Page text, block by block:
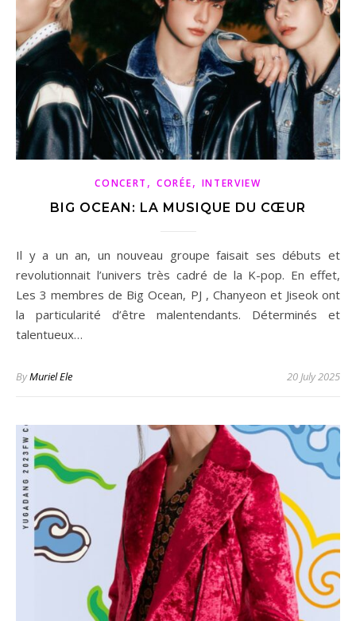
CONCERT ,CORÉE, INTERVIEW
BIG OCEAN: LA MUSIQUE DU CŒUR
Il y a un an, un nouveau groupe faisait ses débuts et
revolutionnait l’univers très cadré de la K-pop. En effet,
Les 3 membres de Big Ocean, PJ , Chanyeon et Jiseok ont
la particularité d’être malentendants. Déterminés et
talentueux…
ByMuriel Ele 20 July 2025